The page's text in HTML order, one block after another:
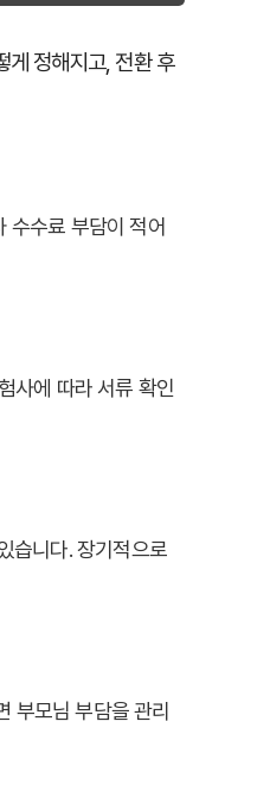
게 정해지고, 전환 후
수수료 부담이 적어
사에 따라 서류 확인
습니다. 장기적으로
부모님 부담을 관리